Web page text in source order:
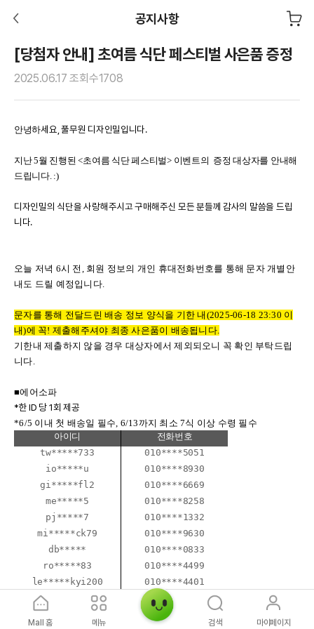
공지사항
[당첨자 안내] 초여름 식단 페스티벌 사은품 증정
2025.06.17조회수1708
안녕하세요, 풀무원 디자인밀입니다.
지난 5월 진행된 <초여름 식단 페스티벌> 이벤트의 증정 대상자를 안내해
드립니다. :)
디자인밀의 식단을사랑해주시고 구매해주신 모든 분들께 감사의 말씀을 드립
니다.
오늘 저녁 6시 전, 회원 정보의 개인 휴대전화번호를 통해 문자 개별안
내도 드릴 예정입니다.
문자를 통해 전달드린 배송 정보 양식을 기한 내(2025-06-18 23:30 이
내)에 꼭! 제출해주셔야 최종 사은품이 배송됩니다.
기한내 제출하지 않을 경우 대상자에서 제외되오니 꼭 확인 부탁드립
니다.
■에어소파
*한 ID 당 1회 제공
*6/5 이내 첫 배송일 필수, 6/13까지 최소 7식 이상 수령 필수
아이디
전화번호
tw*****733
010****5051
io*****u
010****8930
gi*****fl2
010****6669
me*****5
010****8258
pj*****7
010****1332
mi*****ck79
010****9630
db*****
010****0833
ro*****83
010****4499
le*****kyi200
010****4401
na*****14
010****3641
ps*****6
010****5083
Mall 홈 메뉴 검색 마이페이지